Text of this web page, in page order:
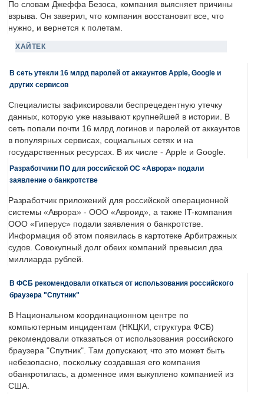
По словам Джеффа Безоса, компания выясняет причины
взрыва. Он заверил, что компания восстановит все, что
нужно, и вернется к полетам.
ХАЙТЕК
В сеть утекли 16 млрд паролей от аккаунтов Apple, Google и
других сервисов
Специалисты зафиксировали беспрецедентную утечку
данных, которую уже называют крупнейшей в истории. В
сеть попали почти 16 млрд логинов и паролей от аккаунтов
в популярных сервисах, социальных сетях и на
государственных ресурсах. В их числе - Apple и Google.
Разработчики ПО для российской ОС «Аврора» подали
заявление о банкротстве
Разработчик приложений для российской операционной
системы «Аврора» - ООО «Авроид», а также IT-компания
ООО «Гиперус» подали заявления о банкротстве.
Информация об этом появилась в картотеке Арбитражных
судов. Совокупный долг обеих компаний превысил два
миллиарда рублей.
В ФСБ рекомендовали откаться от использования российского
браузера "Спутник"
В Национальном координационном центре по
компьютерным инцидентам (НКЦКИ, структура ФСБ)
рекомендовали отказаться от использования российского
браузера "Спутник". Там допускают, что это может быть
небезопасно, поскольку создавшая его компания
обанкротилась, а доменное имя выкуплено компанией из
США.